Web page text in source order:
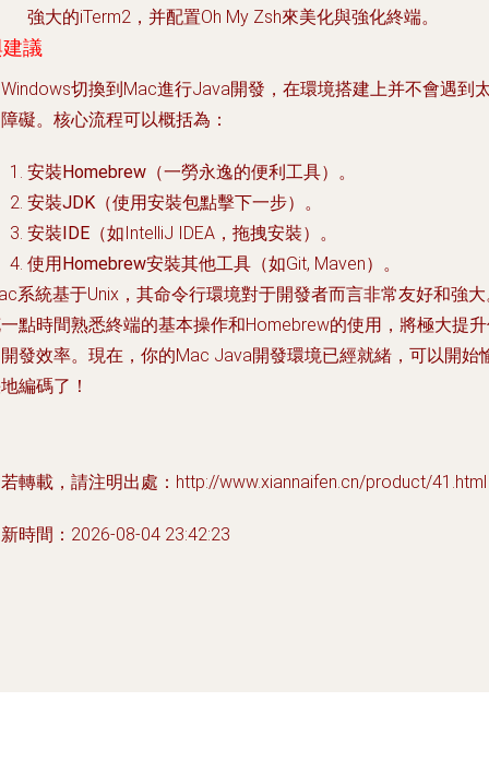
強大的iTerm2，并配置Oh My Zsh來美化與強化終端。
議
切換到Mac進行Java開發，在環境搭建上并不會遇到
礙。核心流程可以概括為：
安裝Homebrew （一勞永逸的便利工具）。
安裝JDK （使用安裝包點擊下一步）。
安裝IDE （如IntelliJ IDEA，拖拽安裝）。
使用Homebrew安裝其他工具 （如Git, Maven）。
系統基于Unix，其命令行環境對于開發者而言非常友好和強
點時間熟悉終端的基本操作和Homebrew的使用，將極大提
發效率。現在，你的Mac Java開發環境已經就緒，可以開始
編碼了！
轉載，請注明出處：http://www.xiannaifen.cn/product/41.html
時間：2026-08-04 23:42:23